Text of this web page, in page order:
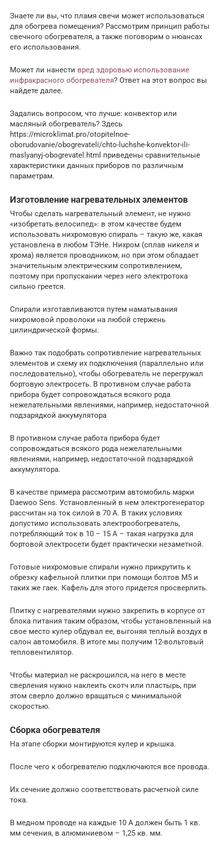
Знаете ли вы, что пламя свечи может использоваться
для обогрева помещения? Рассмотрим принцип работы
свечного обогревателя, а также поговорим о нюансах
его использования.
Может ли нанести вред здоровью использование
инфракрасного обогревателя? Ответ на этот вопрос вы
найдете далее.
Задались вопросом, что лучше: конвектор или
масляный обогреватель? Здесь
https://microklimat.pro/otopitelnoe-
oborudovanie/obogrevateli/chto-luchshe-konvektor-ili-
maslyanyj-obogrevatel.html приведены сравнительные
характеристики данных приборов по различным
параметрам.
Изготовление нагревательных элементов
Чтобы сделать нагревательный элемент, не нужно
«изобретать велосипед»: в этом качестве будем
использовать нихромовую спираль – такую же, какая
установлена в любом ТЭНе. Нихром (сплав никеля и
хрома) является проводником, но при этом обладает
значительным электрическим сопротивлением,
поэтому при пропускании через него электротока
сильно греется.
Спирали изготавливаются путем наматывания
нихромовой проволоки на любой стержень
цилиндрической формы.
Важно так подобрать сопротивление нагревательных
элементов и схему их подключения (параллельно или
последовательно), чтобы обогреватель не перегружал
бортовую электросеть. В противном случае работа
прибора будет сопровождаться всякого рода
нежелательными явлениями, например, недостаточной
подзарядкой аккумулятора
В противном случае работа прибора будет
сопровождаться всякого рода нежелательными
явлениями, например, недостаточной подзарядкой
аккумулятора.
В качестве примера рассмотрим автомобиль марки
Daewoo Sens. Установленный в нем электрогенератор
рассчитан на ток силой в 70 А. В таких условиях
допустимо использовать электрообогреватель,
потребляющий ток в 10 – 15 А – такая нагрузка для
бортовой электросети будет практически незаметной.
Готовые нихромовые спирали нужно прикрутить к
обрезку кафельной плитки при помощи болтов М5 и
таких же гаек. Кафель для этого придется просверлить.
Плитку с нагревателями нужно закрепить в корпусе от
блока питания таким образом, чтобы установленный на
свое место кулер обдувал ее, выгоняя теплый воздух в
салон автомобиля. В итоге мы получим 12-вольтовый
тепловентилятор.
Чтобы материал не раскрошился, на него в месте
сверления нужно наклеить скотч или пластырь, при
этом сверло должно вращаться с минимальной
скоростью.
Сборка обогревателя
На этапе сборки монтируются кулер и крышка.
После чего к обогревателю подключаются все провода.
Их сечение должно соответствовать расчетной силе
тока.
В медном проводе на каждые 10 А должен быть 1 кв.
мм сечения, в алюминиевом – 1,25 кв. мм.